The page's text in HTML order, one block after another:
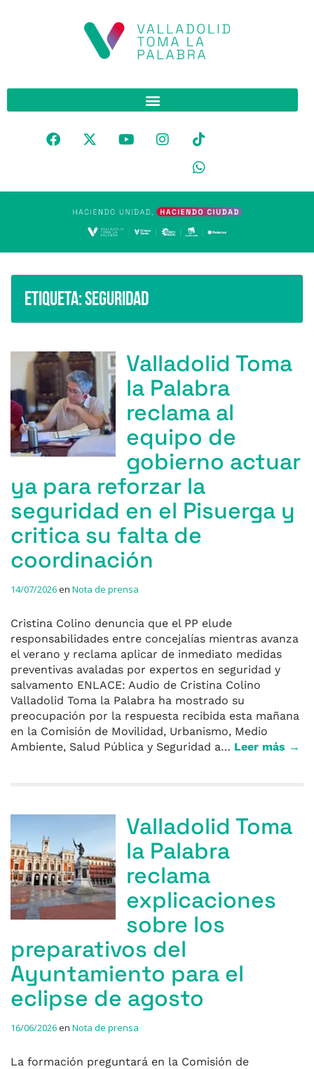
Etiqueta:seguridad
Valladolid Toma
la Palabra
reclama al
equipo de
gobierno actuar
ya para reforzar la
seguridad en el Pisuerga y
critica su falta de
coordinación
14/07/2026en Nota de prensa
Cristina Colino denuncia que el PP elude
responsabilidades entre concejalías mientras avanza
el verano y reclama aplicar de inmediato medidas
preventivas avaladas por expertos en seguridad y
salvamento ENLACE: Audio de Cristina Colino
Valladolid Toma la Palabra ha mostrado su
preocupación por la respuesta recibida esta mañana
en la Comisión de Movilidad, Urbanismo, Medio
Ambiente, Salud Pública y Seguridad a… Leer más →
Valladolid Toma
la Palabra
reclama
explicaciones
sobre los
preparativos del
Ayuntamiento para el
eclipse de agosto
16/06/2026en Nota de prensa
La formación preguntará en la Comisión de